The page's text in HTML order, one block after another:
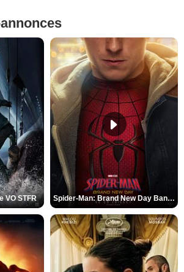
VO STFR Spider-Man: Brand New Day Bande-annonce VO STFR